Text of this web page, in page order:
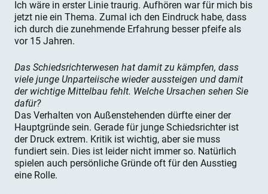
Ich wäre in erster Linie traurig. Aufhören war für mich bis
jetzt nie ein Thema. Zumal ich den Eindruck habe, dass
ich durch die zunehmende Erfahrung besser pfeife als
vor 15 Jahren.
Das Schiedsrichterwesen hat damit zu kämpfen, dass
viele junge Unparteiische wieder aussteigen und damit
der wichtige Mittelbau fehlt. Welche Ursachen sehen Sie
dafür?
Das Verhalten von Außenstehenden dürfte einer der
Hauptgründe sein. Gerade für junge Schiedsrichter ist
der Druck extrem. Kritik ist wichtig, aber sie muss
fundiert sein. Dies ist leider nicht immer so. Natürlich
spielen auch persönliche Gründe oft für den Ausstieg
eine Rolle.